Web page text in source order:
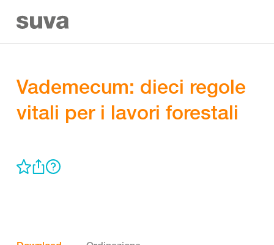
Vademecum: dieci regole
vitali per i lavori forestali